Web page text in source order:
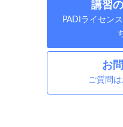
講習
PADIライセン
お
ご質問